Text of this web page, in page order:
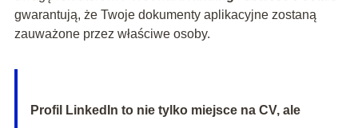
gwarantują, że Twoje dokumenty aplikacyjne zostaną
zauważone przez właściwe osoby.
Profil LinkedIn to nie tylko miejsce na CV, ale